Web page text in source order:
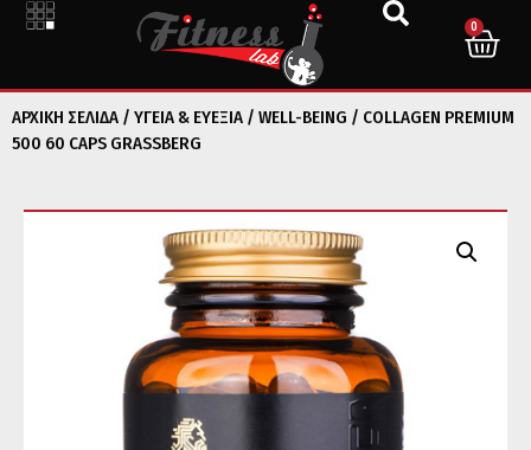
0
ΑΡΧΙΚΉ ΣΕΛΊΔΑ / ΥΓΕΙΑ & ΕΥΕΞΙΑ / WELL-BEING / COLLAGEN PREMIUM
500 60 CAPS GRASSBERG